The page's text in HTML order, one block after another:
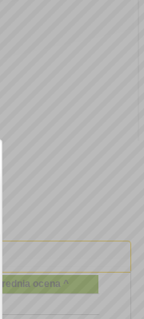
Średnia ocena ^